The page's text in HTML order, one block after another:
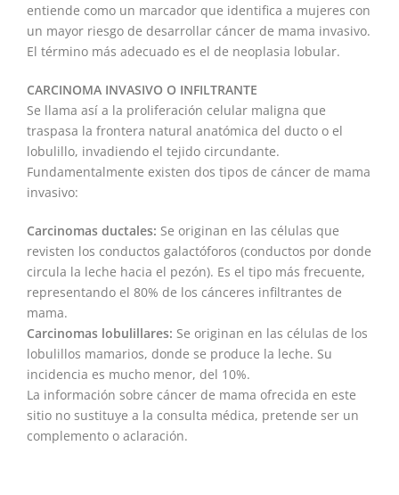
entiende como un marcador que identifica a mujeres con
un mayor riesgo de desarrollar cáncer de mama invasivo.
El término más adecuado es el de neoplasia lobular.
CARCINOMA INVASIVO O INFILTRANTE
Se llama así a la proliferación celular maligna que
traspasa la frontera natural anatómica del ducto o el
lobulillo, invadiendo el tejido circundante.
Fundamentalmente existen dos tipos de cáncer de mama
invasivo:
Carcinomas ductales: Se originan en las células que
revisten los conductos galactóforos (conductos por donde
circula la leche hacia el pezón). Es el tipo más frecuente,
representando el 80% de los cánceres infiltrantes de
mama.
Carcinomas lobulillares: Se originan en las células de los
lobulillos mamarios, donde se produce la leche. Su
incidencia es mucho menor, del 10%.
La información sobre cáncer de mama ofrecida en este
sitio no sustituye a la consulta médica, pretende ser un
complemento o aclaración.